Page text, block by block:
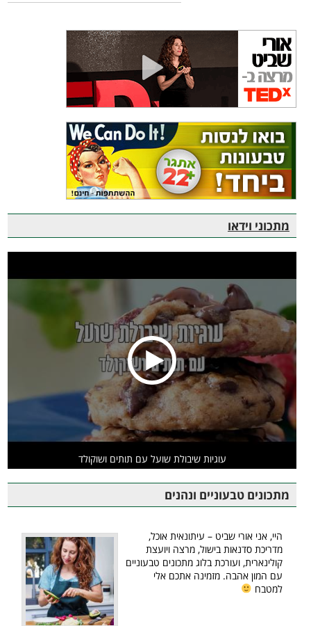
מתכוני וידאו
עוגיות שיבולת שועל עם תותים ושוקולד
מתכונים טבעוניים ונהנים
היי, אני אורי שביט – עיתונאית אוכל,
מדריכת סדנאות בישול, מרצה ויועצת
קולינארית, ועורכת בלוג מתכונים טבעוניים
עם המון אהבה. מזמינה אתכם אלי
למטבח